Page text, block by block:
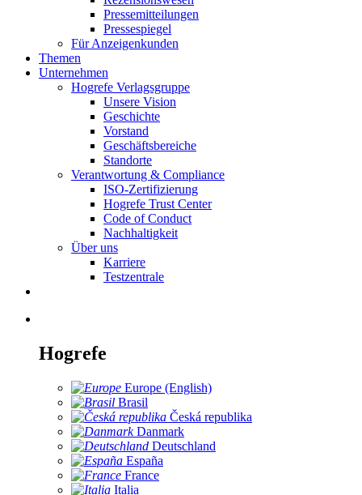
Pressemitteilungen
Pressespiegel
Für Anzeigenkunden
Themen
Unternehmen
Hogrefe Verlagsgruppe
Unsere Vision
Geschichte
Vorstand
Geschäftsbereiche
Standorte
Verantwortung & Compliance
ISO-Zertifizierung
Hogrefe Trust Center
Code of Conduct
Nachhaltigkeit
Über uns
Karriere
Testzentrale
Hogrefe
Europe (English)
Brasil
Česká republika
Danmark
Deutschland
España
France
Italia